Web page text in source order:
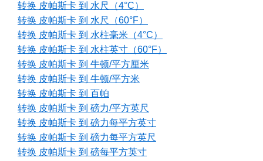
转换 皮帕斯卡 到 水尺（4°C）
转换 皮帕斯卡 到 水尺（60°F）
转换 皮帕斯卡 到 水柱毫米（4°C）
转换 皮帕斯卡 到 水柱英寸（60°F）
转换 皮帕斯卡 到 牛顿/平方厘米
转换 皮帕斯卡 到 牛顿/平方米
转换 皮帕斯卡 到 百帕
转换 皮帕斯卡 到 磅力/平方英尺
转换 皮帕斯卡 到 磅力每平方英寸
转换 皮帕斯卡 到 磅力每平方英尺
转换 皮帕斯卡 到 磅每平方英寸